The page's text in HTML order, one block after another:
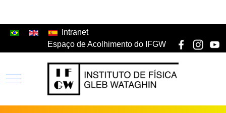
Intranet
Espaço de Acolhimento do IFGW